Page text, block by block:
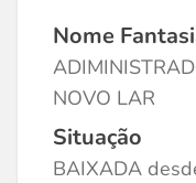
Nome
NOVO LAR
Situação
BAIXADA